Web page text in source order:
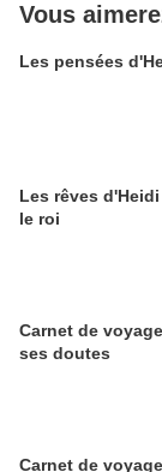
Vous
Les pensées
Les rêves
le roi
Carnet de
ses doutes
Carnet de